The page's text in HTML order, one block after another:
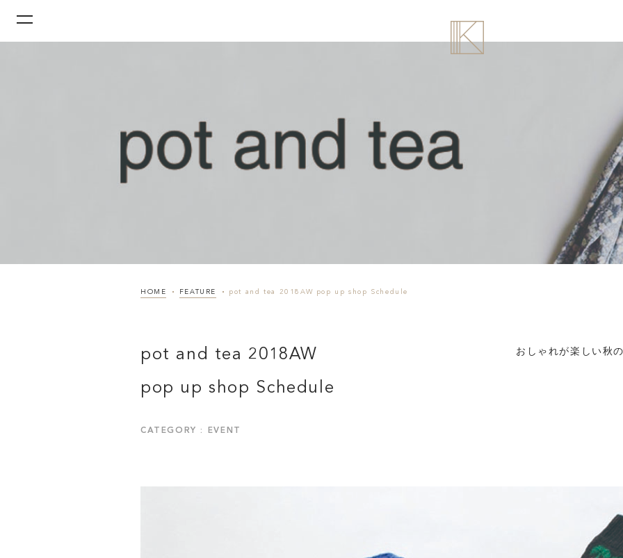
HOME FEATURE pot and tea 2018AW pop up shop Schedule
pot and tea 2018AW
pop up shop Schedule
CATEGORY : EVENT
おしゃれが楽しい秋